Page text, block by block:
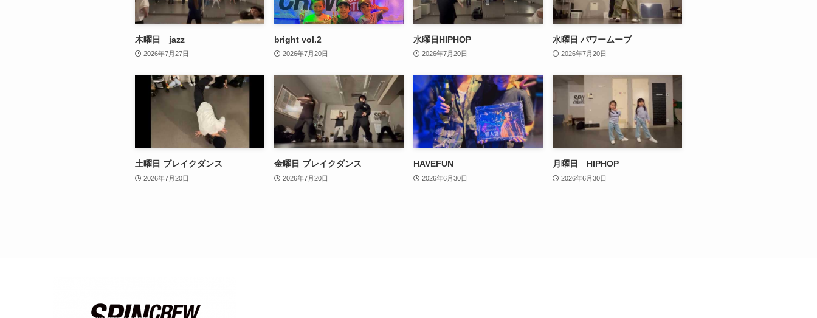
木曜日 jazz
2026年7月27日
bright vol.2
2026年7月20日
水曜日HIPHOP
2026年7月20日
水曜日 パワームーブ
2026年7月20日
土曜日 ブレイクダンス
2026年7月20日
金曜日 ブレイクダンス
2026年7月20日
HAVEFUN
2026年6月30日
月曜日 HIPHOP
2026年6月30日